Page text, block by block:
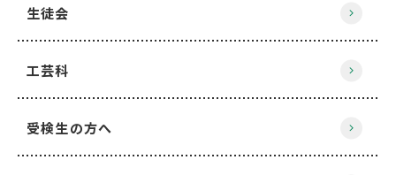
生徒会
工芸科
受検生の方へ